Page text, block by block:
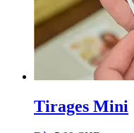
Tirages Mini